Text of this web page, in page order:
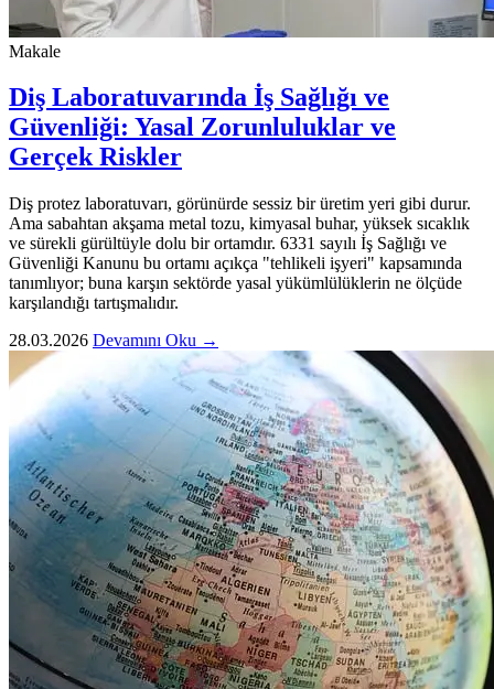
Makale
Diş Laboratuvarında İş Sağlığı ve
Güvenliği: Yasal Zorunluluklar ve
Gerçek Riskler
Diş protez laboratuvarı, görünürde sessiz bir üretim yeri gibi durur.
Ama sabahtan akşama metal tozu, kimyasal buhar, yüksek sıcaklık
ve sürekli gürültüyle dolu bir ortamdır. 6331 sayılı İş Sağlığı ve
Güvenliği Kanunu bu ortamı açıkça "tehlikeli işyeri" kapsamında
tanımlıyor; buna karşın sektörde yasal yükümlülüklerin ne ölçüde
karşılandığı tartışmalıdır.
28.03.2026 Devamını Oku →